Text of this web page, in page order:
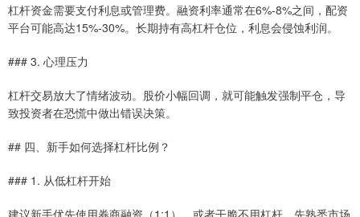
杠杆资金需要支付利息或管理费。融资利率通常在6%-8%之间，配资
平台可能高达15%-30%。长期持有高杠杆仓位，利息会侵蚀利润。
### 3. 心理压力
杠杆交易放大了情绪波动。股价小幅回调，就可能触发强制平仓，导
致投资者在恐慌中做出错误决策。
## 四、新手如何选择杠杆比例？
### 1. 从低杠杆开始
建议新手优先使用券商融资（1:1），或者干脆不用杠杆。先熟悉市场